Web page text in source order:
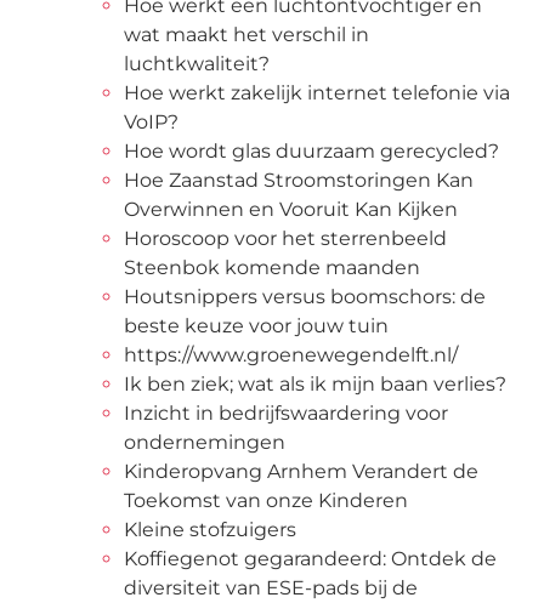
Hoe werkt een luchtontvochtiger en
wat maakt het verschil in
luchtkwaliteit?
Hoe werkt zakelijk internet telefonie via
VoIP?
Hoe wordt glas duurzaam gerecycled?
Hoe Zaanstad Stroomstoringen Kan
Overwinnen en Vooruit Kan Kijken
Horoscoop voor het sterrenbeeld
Steenbok komende maanden
Houtsnippers versus boomschors: de
beste keuze voor jouw tuin
https://www.groenewegendelft.nl/
Ik ben ziek; wat als ik mijn baan verlies?
Inzicht in bedrijfswaardering voor
ondernemingen
Kinderopvang Arnhem Verandert de
Toekomst van onze Kinderen
Kleine stofzuigers
Koffiegenot gegarandeerd: Ontdek de
diversiteit van ESE-pads bij de